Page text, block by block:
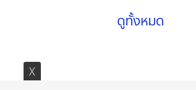
ดูทั้งหมด